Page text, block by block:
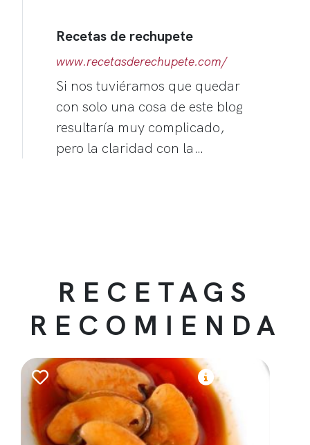
Recetas de rechupete
www.recetasderechupete.com/
Si nos tuviéramos que quedar
con solo una cosa de este blog
resultaría muy complicado,
pero la claridad con la…
RECETAGS
RECOMIENDA